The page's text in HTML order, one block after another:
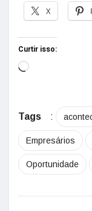
X
Curtir isso:
Tags :
Empresários
Oportunidade